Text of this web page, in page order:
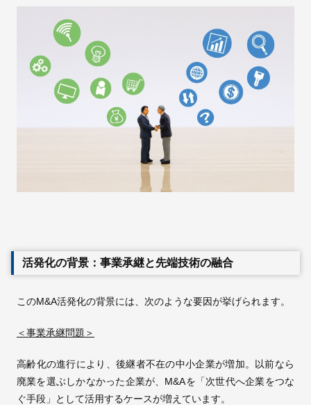
活発化の背景：事業承継と先端技術の融合
このM&A活発化の背景には、次のような要因が挙げられます。
＜事業承継問題＞
高齢化の進行により、後継者不在の中小企業が増加。以前なら
廃業を選ぶしかなかった企業が、M&Aを「次世代へ企業をつな
ぐ手段」として活用するケースが増えています。